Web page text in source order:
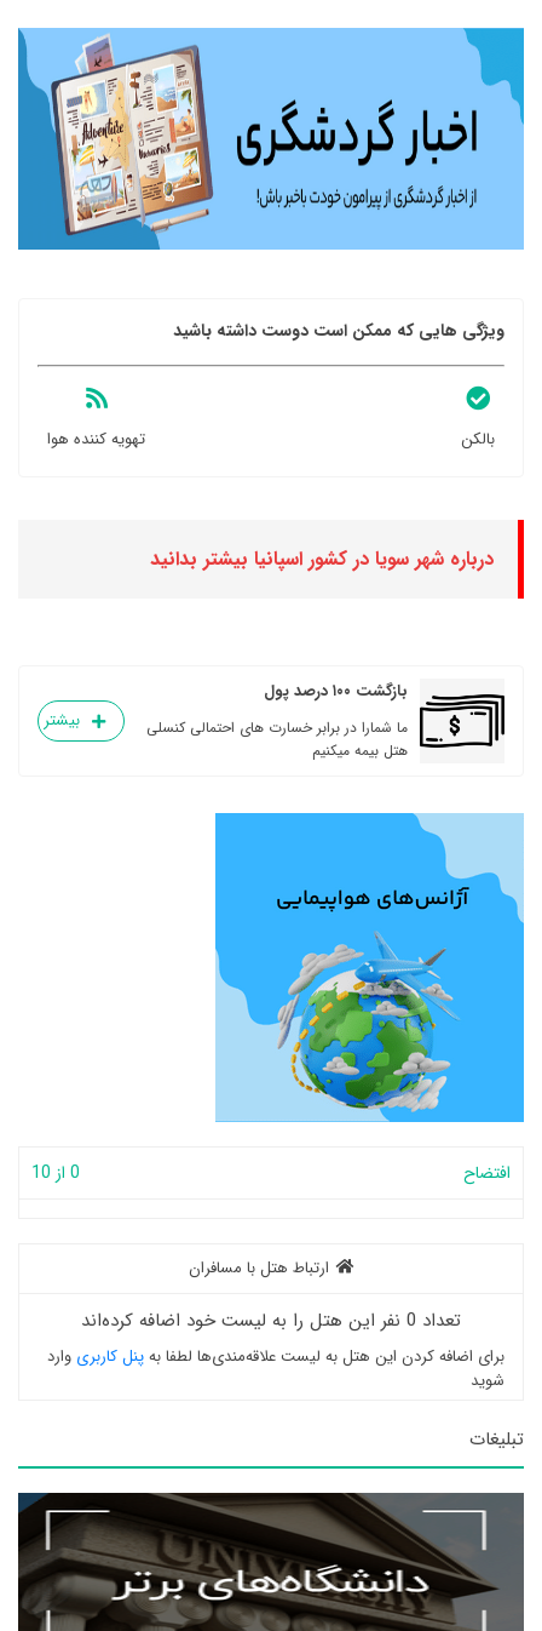
ویژگی هایی که ممکن است دوست داشته باشید
بالکن تهویه کننده هوا
درباره شهر سویا در کشور اسپانیا بیشتر بدانید
بازگشت ۱۰۰ درصد پول
ما شمارا در برابر خسارت های احتمالی کنسلی
هتل بیمه میکنیم
بیشتر
افتضاح 0 از 10
ارتباط هتل با مسافران
تعداد 0 نفر این هتل را به لیست خود اضافه کرده‌اند
برای اضافه کردن این هتل به لیست علاقه‌مندی‌ها لطفا بهپنل کاربری وارد
شوید
تبلیغات